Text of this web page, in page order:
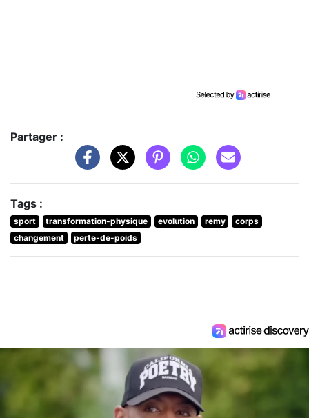
Partager :
Tags :
sport transformation-physique evolution remy
corps
changement
perte-de-poids